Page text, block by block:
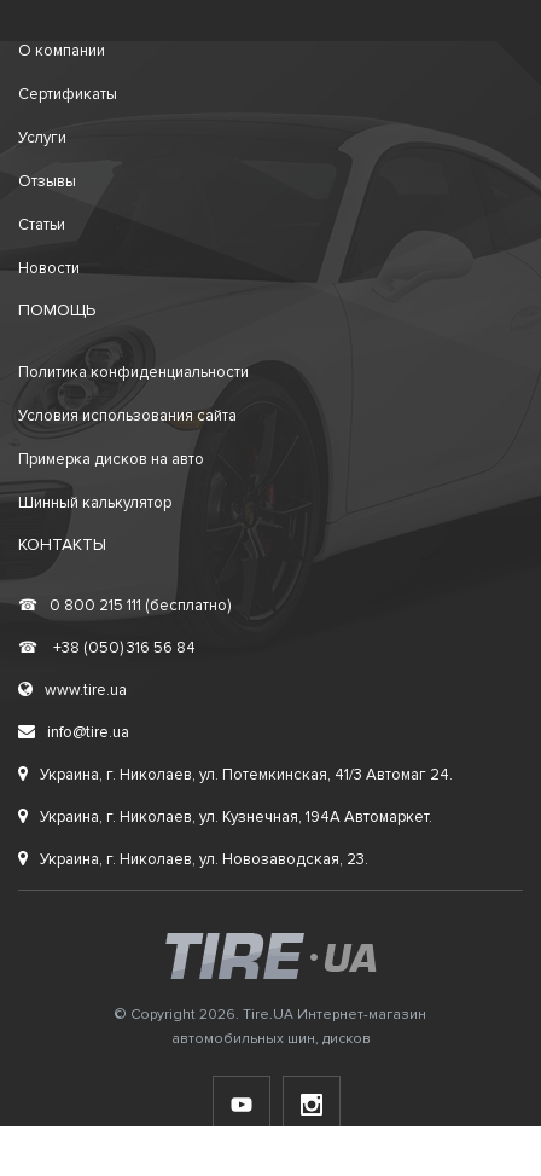
О компании
Сертификаты
Услуги
Отзывы
Статьи
Новости
ПОМОЩЬ
Политика конфиденциальности
Условия использования сайта
Примерка дисков на авто
Шинный калькулятор
КОНТАКТЫ
☎ 0 800 215 111 (бесплатно)
☎ +38 (050) 316 56 84
www.tire.ua
info@tire.ua
Украина, г. Николаев, ул. Потемкинская, 41/3 Автомаг 24.
Украина, г. Николаев, ул. Кузнечная, 194А Автомаркет.
Украина, г. Николаев, ул. Новозаводская, 23.
© Copyright 2026. Tire.UA Интернет-магазин
автомобильных шин, дисков